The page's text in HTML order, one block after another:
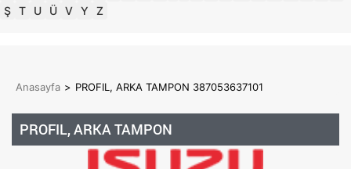
Ş T U Ü V Y Z
Anasayfa > PROFIL, ARKA TAMPON 387053637101
PROFIL, ARKA TAMPON